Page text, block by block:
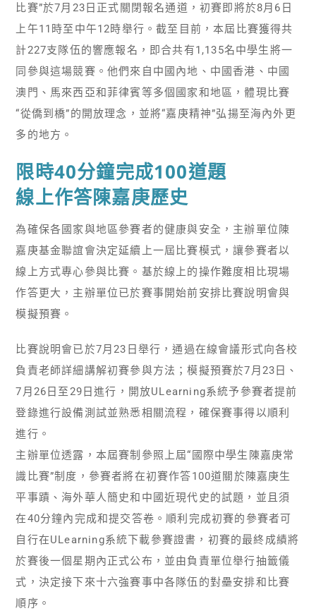
比賽”於7月23日正式關閉報名通道，初賽即將於8月6日
上午11時至中午12時舉行。截至目前，本屆比賽獲得共
計227支隊伍的響應報名，即合共有1,135名中學生將一
同參與這場競賽。他們來自中國內地、中國香港、中國
澳門、馬來西亞和菲律賓等多個國家和地區，體現比賽
“從僑到橋”的開放理念，並將“嘉庚精神”弘揚至海內外更
多的地方。
限時40分鐘完成100道題
線上作答陳嘉庚歷史
為確保各國家與地區參賽者的健康與安全，主辦單位陳
嘉庚基金聯誼會決定延續上一屆比賽模式，讓參賽者以
線上方式專心參與比賽。基於線上的操作難度相比現場
作答更大，主辦單位已於賽事開始前安排比賽說明會與
模擬預賽。
比賽說明會已於7月23日舉行，通過在線會議形式向各校
負責老師詳細講解初賽參與方法；模擬預賽於7月23日、
7月26日至29日進行，開放ULearning系統予參賽者提前
登錄進行設備測試並熟悉相關流程，確保賽事得以順利
進行。
主辦單位透露，本屆賽制參照上屆“國際中學生陳嘉庚常
識比賽”制度，參賽者將在初賽作答100道關於陳嘉庚生
平事蹟、海外華人簡史和中國近現代史的試題，並且須
在40分鐘內完成和提交答卷。順利完成初賽的參賽者可
自行在ULearning系統下載參賽證書，初賽的最終成績將
於賽後一個星期內正式公布，並由負責單位舉行抽籤儀
式，決定接下來十六強賽事中各隊伍的對壘安排和比賽
順序。